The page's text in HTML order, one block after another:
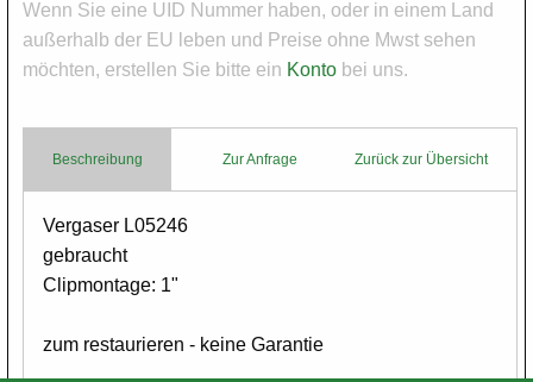
Wenn Sie eine UID Nummer haben, oder in einem Land
außerhalb der EU leben und Preise ohne Mwst sehen
möchten, erstellen Sie bitte ein Konto bei uns.
Beschreibung Zurück zur Übersicht
Zur Anfrage
Body
Vergaser L05246
gebraucht
Clipmontage: 1"
zum restaurieren - keine Garantie